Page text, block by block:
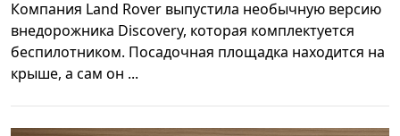
Компания Land Rover выпустила необычную версию
внедорожника Discovery, которая комплектуется
беспилотником. Посадочная площадка находится на
крыше, а сам он ...